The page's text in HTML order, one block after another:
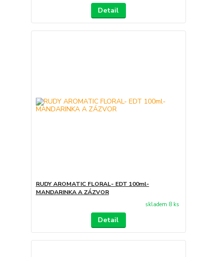
Detail
RUDY AROMATIC FLORAL- EDT 100ml-
MANDARINKA A ZÁZVOR
skladem 8 ks
Detail